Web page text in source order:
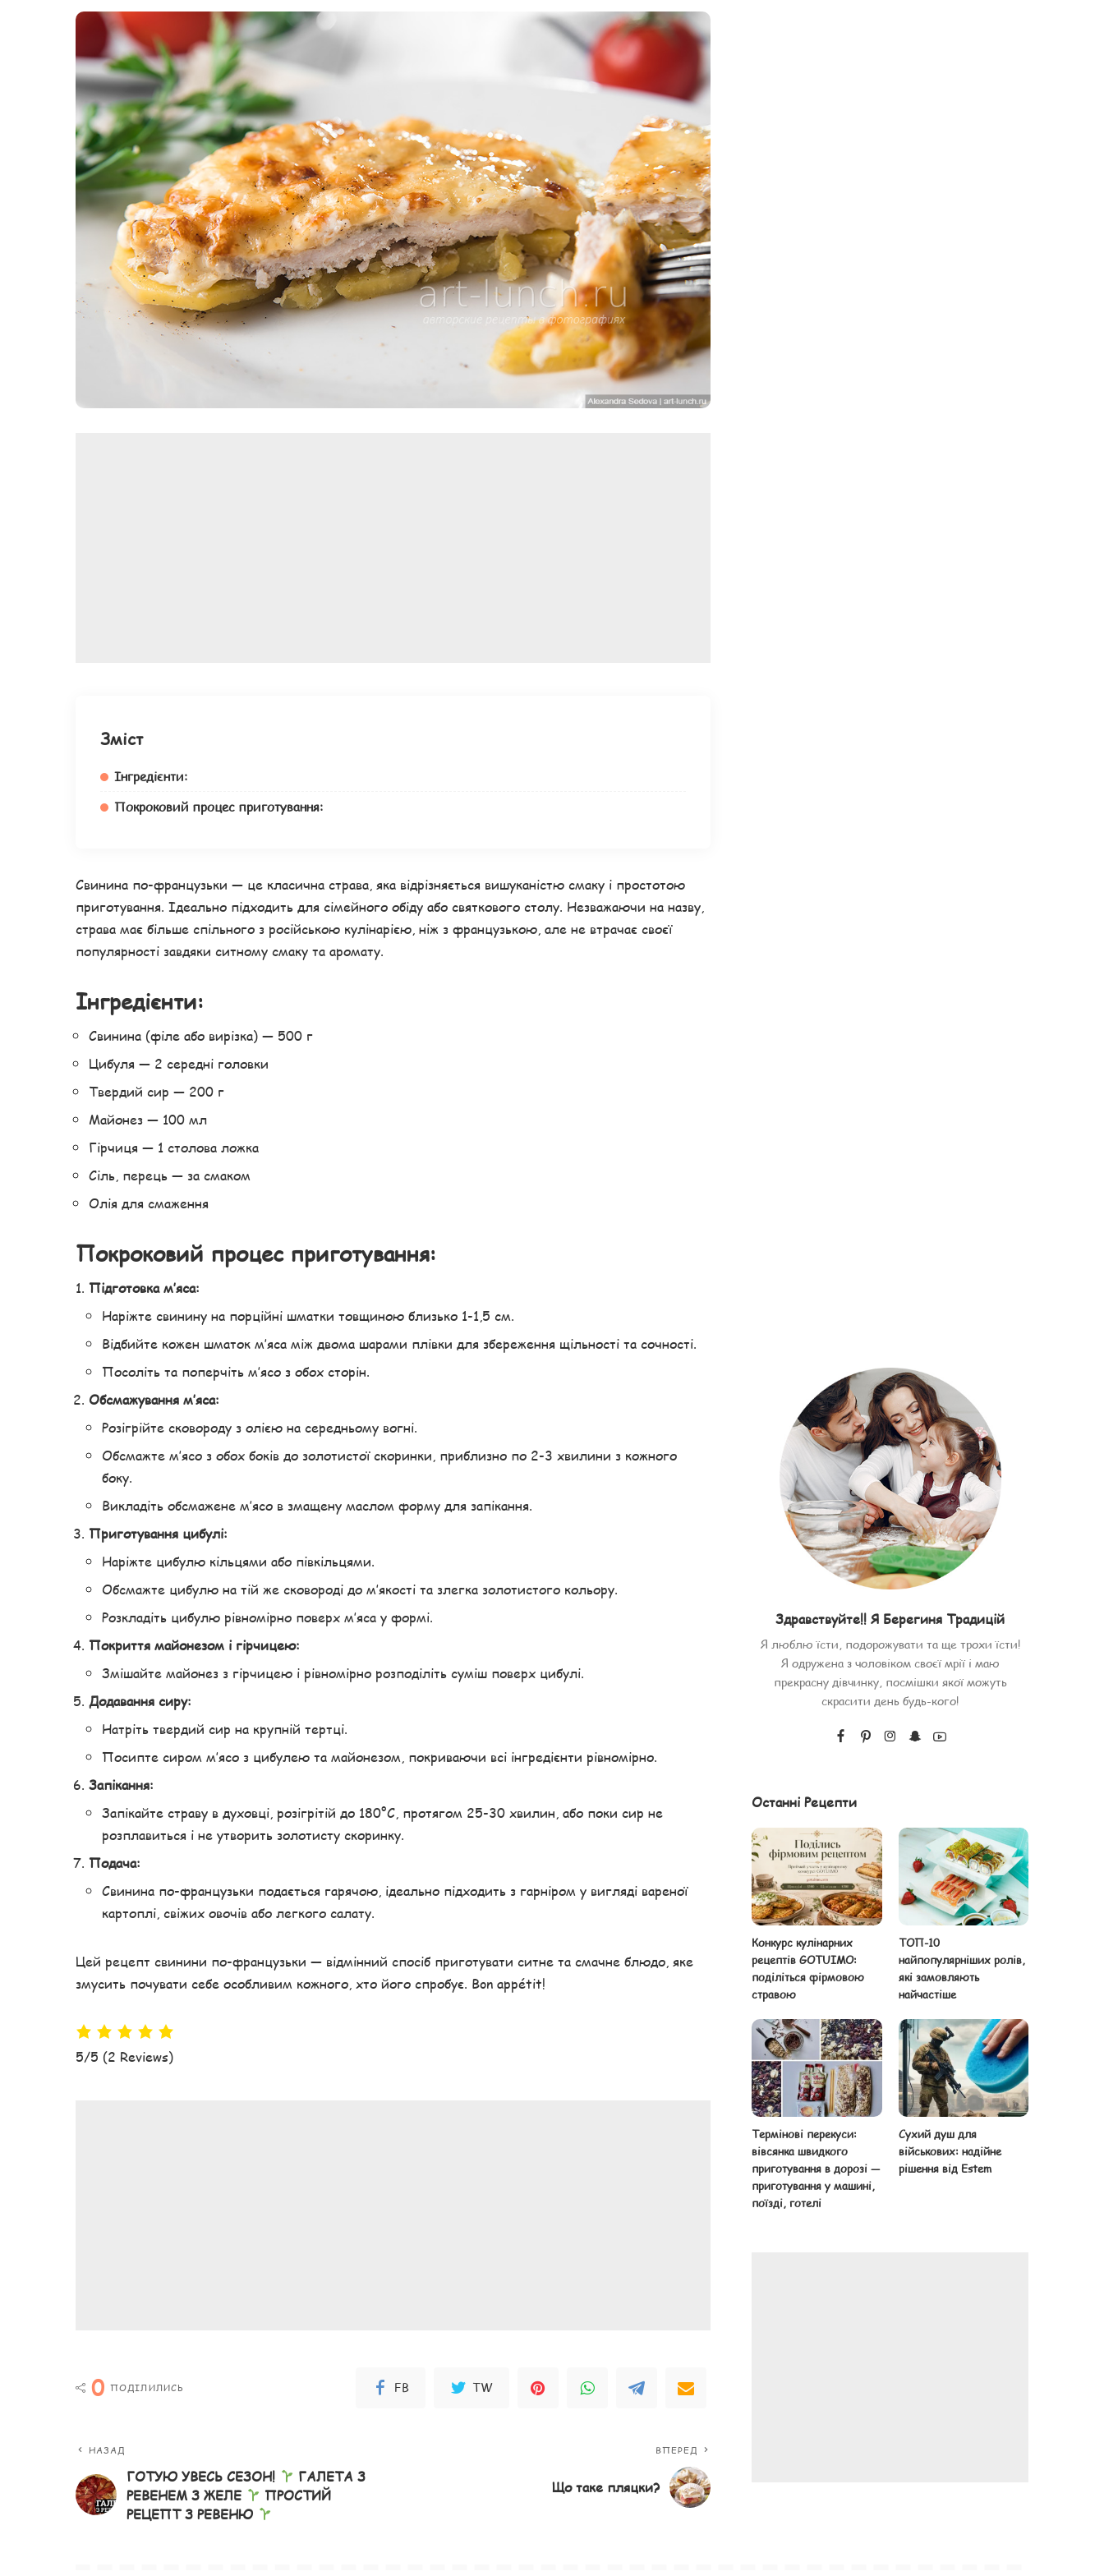
Мясо по-французьки
Шинка
Рецепти із фаршу
Зміст
Інгредієнти:
Покроковий процес приготування:
Свинина по-французьки — це класична страва, яка відрізняється вишуканістю смаку і простотою
приготування. Ідеально підходить для сімейного обіду або святкового столу. Незважаючи на назву,
страва має більше спільного з російською кулінарією, ніж з французькою, але не втрачає своєї
популярності завдяки ситному смаку та аромату.
Інгредієнти:
Свинина (філе або вирізка) — 500 г
Цибуля — 2 середні головки
Твердий сир — 200 г
Майонез — 100 мл
Гірчиця — 1 столова ложка
Сіль, перець — за смаком
Олія для смаження
Покроковий процес приготування:
Підготовка м’яса:
Наріжте свинину на порційні шматки товщиною близько 1-1,5 см.
Відбийте кожен шматок м’яса між двома шарами плівки для збереження щільності та сочності.
Посоліть та поперчіть м’ясо з обох сторін.
Обсмажування м’яса:
Розігрійте сковороду з олією на середньому вогні.
Обсмажте м’ясо з обох боків до золотистої скоринки, приблизно по 2-3 хвилини з кожного
боку.
Викладіть обсмажене м’ясо в змащену маслом форму для запікання.
Приготування цибулі:
Наріжте цибулю кільцями або півкільцями.
Обсмажте цибулю на тій же сковороді до м’якості та злегка золотистого кольору.
Розкладіть цибулю рівномірно поверх м’яса у формі.
Покриття майонезом і гірчицею:
Змішайте майонез з гірчицею і рівномірно розподіліть суміш поверх цибулі.
Додавання сиру:
Натріть твердий сир на крупній тертці.
Посипте сиром м’ясо з цибулею та майонезом, покриваючи всі інгредієнти рівномірно.
Запікання:
Запікайте страву в духовці, розігрітій до 180°C, протягом 25-30 хвилин, або поки сир не
розплавиться і не утворить золотисту скоринку.
Подача:
Свинина по-французьки подається гарячою, ідеально підходить з гарніром у вигляді вареної
картоплі, свіжих овочів або легкого салату.
Цей рецепт свинини по-французьки — відмінний спосіб приготувати ситне та смачне блюдо, яке
змусить почувати себе особливим кожного, хто його спробує. Bon appétit!
5/5 (2 Reviews)
0 ПОДІЛИЛИСЬ FB TW
НАЗАД
ГОТУЮ УВЕСЬ СЕЗОН!
ГАЛЕТА З
РЕВЕНЕМ З ЖЕЛЕ
ПРОСТИЙ
РЕЦЕПТ З РЕВЕНЮ
ВПЕРЕД
Що таке пляцки?
Здравствуйте!! Я Берегиня Традицій
Я люблю їсти, подорожувати та ще трохи їсти!
Я одружена з чоловіком своєї мрії і маю
прекрасну дівчинку, посмішки якої можуть
скрасити день будь-кого!
Останні Рецепти
Конкурс кулінарних
рецептів GOTUIMO:
поділіться фірмовою
стравою
ТОП-10
найпопулярніших ролів,
які замовляють
найчастіше
Термінові перекуси:
вівсянка швидкого
приготування в дорозі —
приготування у машині,
поїзді, готелі
Сухий душ для
військових: надійне
рішення від Estem